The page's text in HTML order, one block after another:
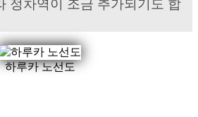
정차역이 조금 추가되기도 합
하루카 노선도